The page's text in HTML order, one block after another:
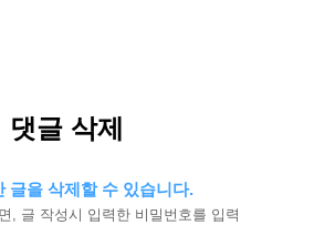
댓글 삭제
글을 삭제할 수 있습니다.
, 글 작성시 입력한 비밀번호를 입력